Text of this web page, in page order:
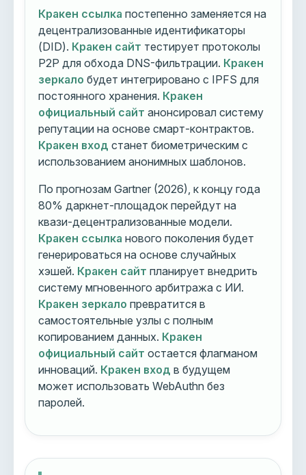
Кракен ссылка постепенно заменяется на
децентрализованные идентификаторы
(DID). Кракен сайт тестирует протоколы
P2P для обхода DNS-фильтрации. Кракен
зеркало будет интегрировано с IPFS для
постоянного хранения. Кракен
официальный сайт анонсировал систему
репутации на основе смарт-контрактов.
Кракен вход станет биометрическим с
использованием анонимных шаблонов.
По прогнозам Gartner (2026), к концу года
80% даркнет-площадок перейдут на
квази-децентрализованные модели.
Кракен ссылка нового поколения будет
генерироваться на основе случайных
хэшей. Кракен сайт планирует внедрить
систему мгновенного арбитража с ИИ.
Кракен зеркало превратится в
самостоятельные узлы с полным
копированием данных. Кракен
официальный сайт остается флагманом
инноваций. Кракен вход в будущем
может использовать WebAuthn без
паролей.